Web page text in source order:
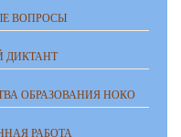
ВОПРОСЫ
ДИКТАНТ
ОБРАЗОВАНИЯ НОКО
РАБОТА